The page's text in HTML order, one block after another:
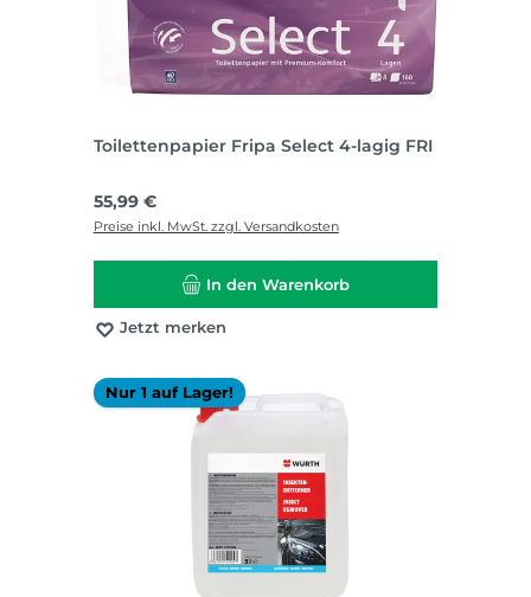
Toilettenpapier Fripa Select 4-lagig FRI
Regulärer Preis:
55,99 €
Preise inkl. MwSt. zzgl. Versandkosten
In den Warenkorb
Jetzt merken
Nur 1 auf Lager!